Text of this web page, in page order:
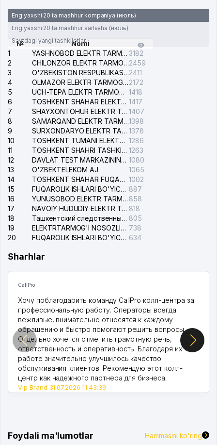
Eng yaxshi 20 ta mashhur kompaniya (июль)
Eng yaxshi 20 ta mashhur sarlavha (июль)
Saytdagi yangi tashkilotlar
№
Nomi
1
YASHNOBOD ELEKTR TARMOG'I NOSOZLIKLARI XIZMATI 3182
2
CHILONZOR ELEKTR TARMOG'I NOSOZLIK XIZMATI2459
3
O'ZBEKISTON RESPUBLIKASI BOSH PROKURATURASI ISHONCH TELEFONI2411
4
OLMAZOR ELEKTR TARMOG'I NOSOZLIKLARI XIZMATI2172
5
UCH-TEPA ELEKTR TARMOG'I NOSOZLIKLARI XIZMATI 1418
6
TOSHKENT SHAHAR ELEKTR TARMOQLARI KORXONASI AJ 1417
7
SHAYXONTOHUR ELEKTR TARMOG'I NOSOZLIKLARINI TUZATISH XIZMATI 1407
8
SAMARQAND ELEKTR TARMOQLARI AJ1398
9
SURXONDARYO ELEKTR TARMOQLARI AJ 1378
10
TOSHKENT TUMANI ELEKTR TARMOG'I AVARIYA XIZMATI 1286
11
TOSHKENT SHAHRI TASHKILOT TELEFONLARI HAQIDA MA'LUMOT BYUROSI 1263
12
DAVLAT TEST MARKAZINING ISHONCH TELEFONLARI 1080
13
O'ZBEKTELEKOM AJ
1065
14
TOSHKENT SHAHAR FUQAROLIK ISHLARI BO'YICHA SUDI 1002
15
FUQAROLIK ISHLARI BO'YICHA YAKKASAROY TUMANLARARO SUDI 887
16
YUNUSOBOD ELEKTR TARMOG'I NOSOZLIKLARI XIZMATI 858
17
NAVOIY HUDUDIY ELEKTR TARMOQLARI KORXONASI AJ 818
18
Ташкентский следственный изолятор 805
19
ELEKTRTARMOG'I NOSOZLIKLARINI TO'ZATISH SERGELI XIZMATI 738
20
FUQAROLIK ISHLARI BO'YICHA UCH-TEPA TUMANI SUDI 634
Sharhlar
CallPro
Хочу поблагодарить команду CallPro колл-центра за
профессиональную работу. Операторы всегда
вежливые, внимательно относятся к каждому
обращению и быстро помогают решить вопросы.
Отдельно хочется отметить грамотную речь,
ответственность и оперативность. Благодаря их
работе значительно улучшилось качество
обслуживания клиентов. Рекомендую этот колл-
центр как надежного партнера для бизнеса.
Vip Brand 31.07.2026 11:43:39
Foydali ma'lumotlar Hammasini ko'ring